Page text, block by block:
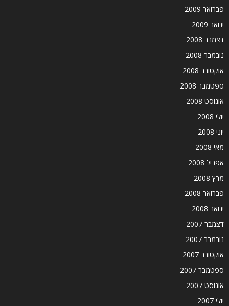
פברואר 2009
ינואר 2009
דצמבר 2008
נובמבר 2008
אוקטובר 2008
ספטמבר 2008
אוגוסט 2008
יולי 2008
יוני 2008
מאי 2008
אפריל 2008
מרץ 2008
פברואר 2008
ינואר 2008
דצמבר 2007
נובמבר 2007
אוקטובר 2007
ספטמבר 2007
אוגוסט 2007
יולי 2007